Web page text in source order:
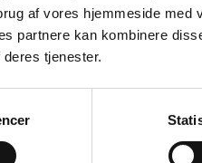
af vores hjemmeside med
partnere kan kombinere
tjenester.